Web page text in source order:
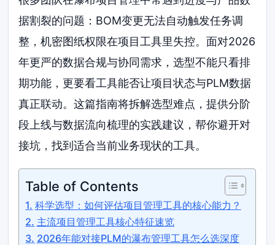
据割裂的问题：BOM变更无法自动触发任务调
整，机密图纸权限在项目工具里失控。面对2026
年更严的数据合规与协同需求，选型不能只看排
期功能，更要看工具能否让项目状态与PLM数据
真正联动。这篇指南将拆解选型难点，提供分阶
段上线与数据流向梳理的实践建议，帮你避开对
接坑，找到适合当前业务现状的工具。
Table of Contents
科学选型：如何评估项目管理工具的核心能力？
主流项目管理工具核心特征速览
2026年能对接PLM的瀑布管理工具怎么选深度